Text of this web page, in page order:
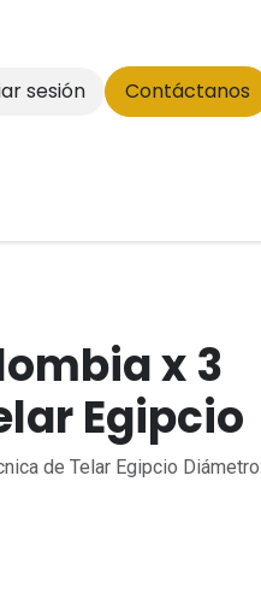
sesión Contáctanos
x 3
Egipcio
de Telar Egipcio Diámetro: